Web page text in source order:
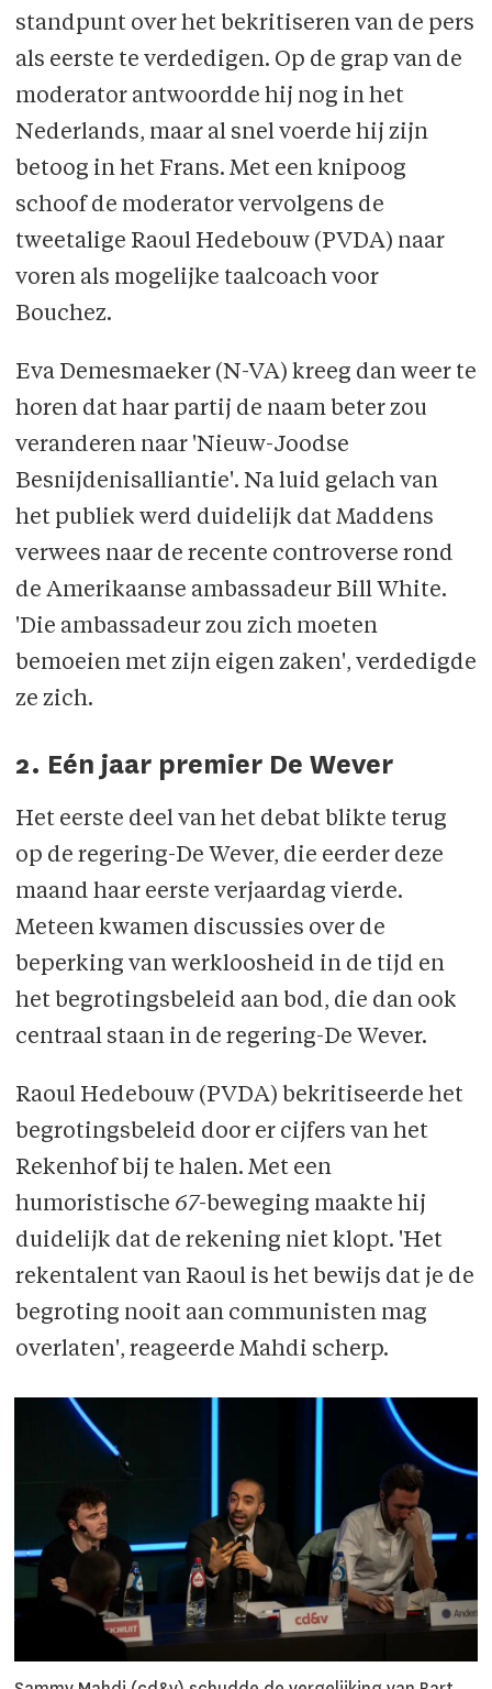
standpunt over het bekritiseren van de pers
als eerste te verdedigen. Op de grap van de
moderator antwoordde hij nog in het
Nederlands, maar al snel voerde hij zijn
betoog in het Frans. Met een knipoog
schoof de moderator vervolgens de
tweetalige Raoul Hedebouw (PVDA) naar
voren als mogelijke taalcoach voor
Bouchez.
Eva Demesmaeker (N-VA) kreeg dan weer te
horen dat haar partij de naam beter zou
veranderen naar 'Nieuw-Joodse
Besnijdenisalliantie'. Na luid gelach van
het publiek werd duidelijk dat Maddens
verwees naar de recente controverse rond
de Amerikaanse ambassadeur Bill White.
'Die ambassadeur zou zich moeten
bemoeien met zijn eigen zaken', verdedigde
ze zich.
2. Eén jaar premier De Wever
Het eerste deel van het debat blikte terug
op de regering-De Wever, die eerder deze
maand haar eerste verjaardag vierde.
Meteen kwamen discussies over de
beperking van werkloosheid in de tijd en
het begrotingsbeleid aan bod, die dan ook
centraal staan in de regering-De Wever.
Raoul Hedebouw (PVDA) bekritiseerde het
begrotingsbeleid door er cijfers van het
Rekenhof bij te halen. Met een
humoristische 67-beweging maakte hij
duidelijk dat de rekening niet klopt. 'Het
rekentalent van Raoul is het bewijs dat je de
begroting nooit aan communisten mag
overlaten', reageerde Mahdi scherp.